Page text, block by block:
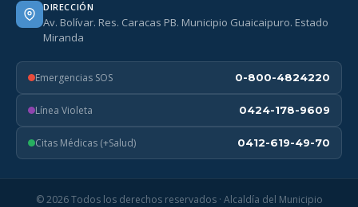
DIRECCIÓN
Av. Bolívar. Res. Caracas PB. Municipio Guaicaipuro. Estado
Miranda
Emergencias SOS 0-800-4824220
Línea Violeta 0424-178-9609
Citas Médicas (+Salud) 0412-619-49-70
© 2026 Todos los derechos reservados · Alcaldía del Municipio